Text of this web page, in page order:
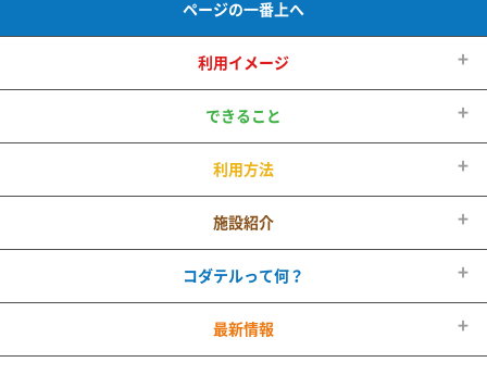
ページの一番上へ
利用イメージ
できること
利用方法
施設紹介
コダテルって何？
最新情報